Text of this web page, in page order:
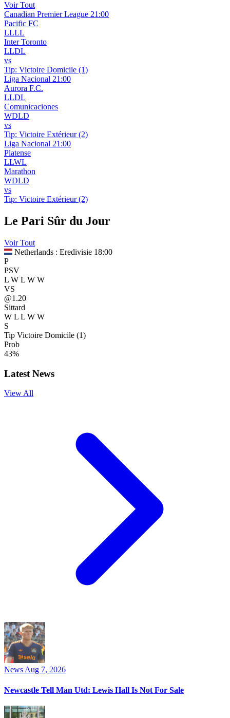
Voir Tout
Canadian Premier League 21:00
Pacific FC
LLLL
Inter Toronto
LLDL
vs
Tip: Victoire Domicile (1)
Liga Nacional 21:00
Aurora F.C.
LLDL
Comunicaciones
WDLD
vs
Tip: Victoire Extérieur (2)
Liga Nacional 21:00
Platense
LLWL
Marathon
WDLD
vs
Tip: Victoire Extérieur (2)
Le Pari Sûr du Jour
Voir Tout
Netherlands : Eredivisie 18:00
P
PSV
L W L W W
VS
@1.20
Sittard
W L L W W
S
Tip Victoire Domicile (1)
Prob
43%
Latest News
View All
News Aug 7, 2026
Newcastle Tell Man Utd: Lewis Hall Is Not For Sale